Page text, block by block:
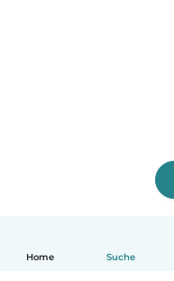
Home Suche